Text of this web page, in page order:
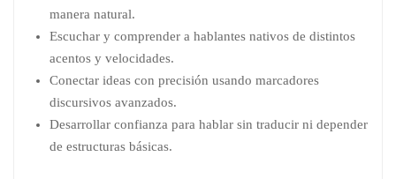
manera natural.
Escuchar y comprender a hablantes nativos de distintos
acentos y velocidades.
Conectar ideas con precisión usando marcadores
discursivos avanzados.
Desarrollar confianza para hablar sin traducir ni depender
de estructuras básicas.